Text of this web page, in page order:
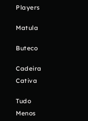
Players
Matula
Buteco
Cadeira
Cativa
Tudo
Menos